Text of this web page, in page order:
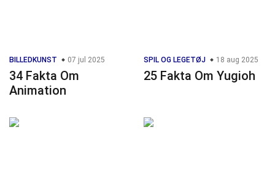
BILLEDKUNST 07 jul 2025
34 Fakta Om
Animation
SPIL OG LEGETØJ 18 aug 2025
25 Fakta Om Yugioh